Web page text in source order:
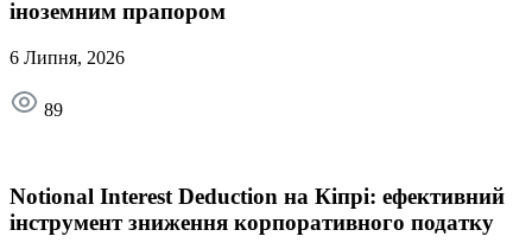
іноземним прапором
6 Липня, 2026
89
Notional Interest Deduction на Кіпрі: ефективний
інструмент зниження корпоративного податку